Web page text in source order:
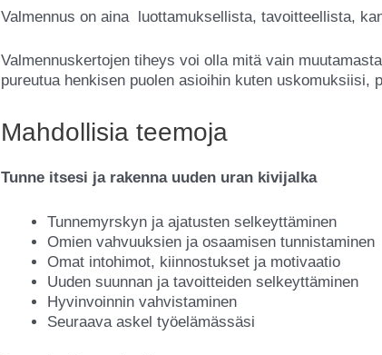
Valmennus on aina luottamuksellista, tavoitteellista,
Valmennuskertojen tiheys voi olla mitä vain
pureutua henkisen puolen asioihin kuten
Mahdollisia teemoja
Tunne itsesi ja rakenna uuden uran kivijalka
Tunnemyrskyn ja ajatusten selkeyttäminen
Omien vahvuuksien ja osaamisen tunnistaminen
Omat intohimot, kiinnostukset ja motivaatio
Uuden suunnan ja tavoitteiden selkeyttäminen
Hyvinvoinnin vahvistaminen
Seuraava askel työelämässäsi